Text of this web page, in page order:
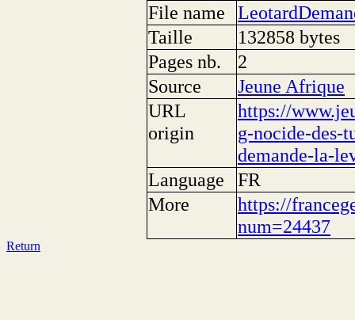
File name
Taille
132858 bytes
Pages nb.
2
Source
Jeune Afrique
URL
origin
https://
g-nocide-des-
demande-la-
Language
FR
More
https://
num=24437
Return